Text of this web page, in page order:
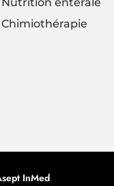
Chimiothérapie
InMed